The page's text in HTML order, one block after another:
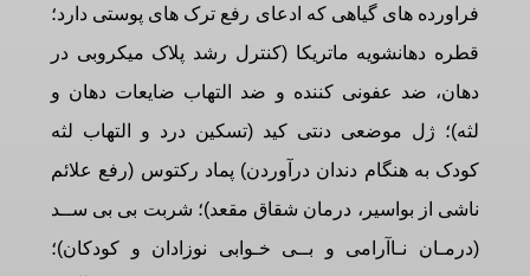
فراورده های گیاهی که ادعای رفع ترک های پوستی دارد؛
قطره دهانشویه ماتریکا (کنترل رشد پلاک میکروبی در
دهان، ضد عفونی کننده و ضد التهاب ضایعات دهان و
لثه)؛ ژل موضعی دنتی کید (تسکین درد و التهاب لثه
کودک به هنگام دندان درآوردن) پماد رکتوس (رفع علائم
ناشی از بواسیر، درمان شقاق مقعد)؛ شربت بی بی ســد
(درمـان نـاآرامی و بــی خـوابی نوزادان و کودکان)؛